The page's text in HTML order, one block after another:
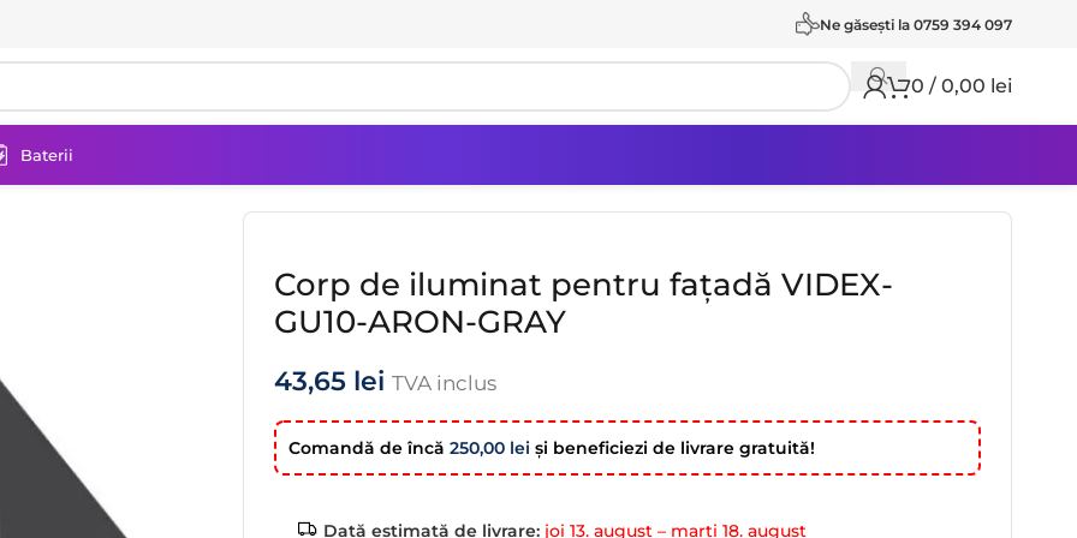
Ne găseşti la 0759 394 097
0 / 0,00 lei
Baterii
Corp de iluminat pentru fațadă VIDEX-
GU10-ARON-GRAY
43,65 lei TVA inclus
Comandă de încă 250,00 lei şi beneficiezi de livrare gratuită!
Dată estimată de livrare: joi 13. august – marți 18. august